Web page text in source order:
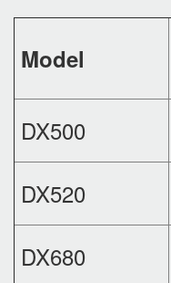
Model
DX500
DX520
DX680